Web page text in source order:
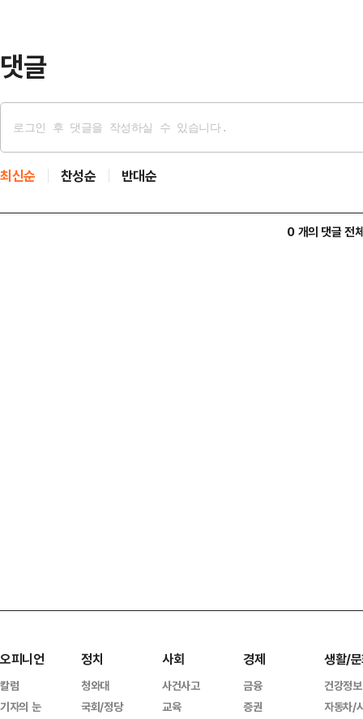
댓글
최신순 찬성순 반대순
0 개의 댓글 전
오피니언
칼럼
기자의 눈
정치
청와대
국회/정당
사회
사건사고
교육
경제
금융
증권
생활/
건강정보
자동차/